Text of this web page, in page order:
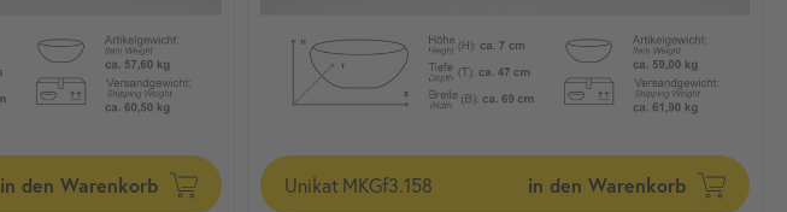
in den Warenkorb Unikat MKGf3.158 in den Warenkorb